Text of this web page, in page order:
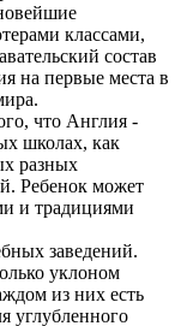
классами,
состав
на первые места в
что Англия -
школах, как
разных
Ребенок может
и традициями
заведений.
уклоном
из них есть
углубленного